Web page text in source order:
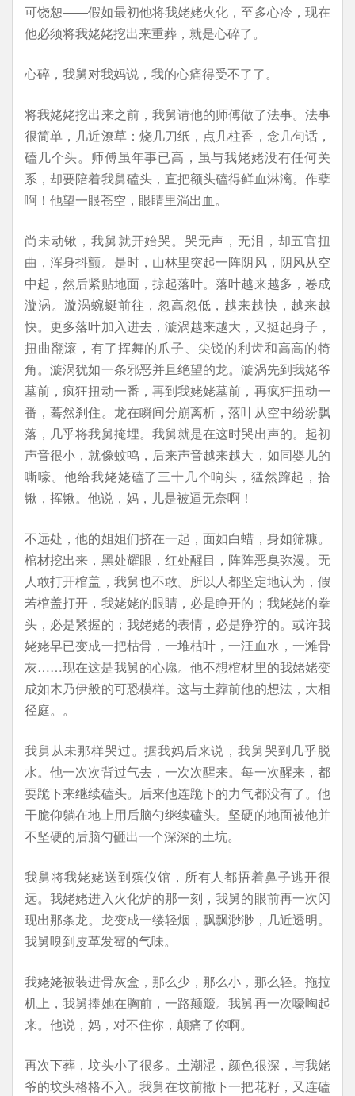
可饶恕——假如最初他将我姥姥火化，至多心冷，现在
他必须将我姥姥挖出来重葬，就是心碎了。
心碎，我舅对我妈说，我的心痛得受不了了。
将我姥姥挖出来之前，我舅请他的师傅做了法事。法事
很简单，几近潦草：烧几刀纸，点几柱香，念几句话，
磕几个头。师傅虽年事已高，虽与我姥姥没有任何关
系，却要陪着我舅磕头，直把额头磕得鲜血淋漓。作孽
啊！他望一眼苍空，眼睛里淌出血。
尚未动锹，我舅就开始哭。哭无声，无泪，却五官扭
曲，浑身抖颤。是时，山林里突起一阵阴风，阴风从空
中起，然后紧贴地面，掠起落叶。落叶越来越多，卷成
漩涡。漩涡蜿蜒前往，忽高忽低，越来越快，越来越
快。更多落叶加入进去，漩涡越来越大，又挺起身子，
扭曲翻滚，有了挥舞的爪子、尖锐的利齿和高高的犄
角。漩涡犹如一条邪恶并且绝望的龙。漩涡先到我姥爷
墓前，疯狂扭动一番，再到我姥姥墓前，再疯狂扭动一
番，蓦然刹住。龙在瞬间分崩离析，落叶从空中纷纷飘
落，几乎将我舅掩埋。我舅就是在这时哭出声的。起初
声音很小，就像蚊鸣，后来声音越来越大，如同婴儿的
嘶嚎。他给我姥姥磕了三十几个响头，猛然蹿起，拾
锹，挥锹。他说，妈，儿是被逼无奈啊！
不远处，他的姐姐们挤在一起，面如白蜡，身如筛糠。
棺材挖出来，黑处耀眼，红处醒目，阵阵恶臭弥漫。无
人敢打开棺盖，我舅也不敢。所以人都坚定地认为，假
若棺盖打开，我姥姥的眼睛，必是睁开的；我姥姥的拳
头，必是紧握的；我姥姥的表情，必是狰狞的。或许我
姥姥早已变成一把枯骨，一堆枯叶，一汪血水，一滩骨
灰……现在这是我舅的心愿。他不想棺材里的我姥姥变
成如木乃伊般的可恐模样。这与土葬前他的想法，大相
径庭。。
我舅从未那样哭过。据我妈后来说，我舅哭到几乎脱
水。他一次次背过气去，一次次醒来。每一次醒来，都
要跪下来继续磕头。后来他连跪下的力气都没有了。他
干脆仰躺在地上用后脑勺继续磕头。坚硬的地面被他并
不坚硬的后脑勺砸出一个深深的土坑。
我舅将我姥姥送到殡仪馆，所有人都捂着鼻子逃开很
远。我姥姥进入火化炉的那一刻，我舅的眼前再一次闪
现出那条龙。龙变成一缕轻烟，飘飘渺渺，几近透明。
我舅嗅到皮革发霉的气味。
我姥姥被装进骨灰盒，那么少，那么小，那么轻。拖拉
机上，我舅捧她在胸前，一路颠簸。我舅再一次嚎啕起
来。他说，妈，对不住你，颠痛了你啊。
再次下葬，坟头小了很多。土潮湿，颜色很深，与我姥
爷的坟头格格不入。我舅在坟前撒下一把花籽，又连磕